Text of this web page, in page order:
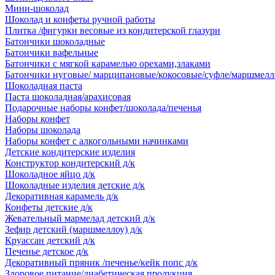
Мини-шоколад
Шоколад и конфеты ручной работы
Плитка /фигурки весовые из кондитерской глазури
Батончики шоколадные
Батончики вафельные
Батончики с мягкой карамелью орехами,злаками
Батончики нуговые/ марципановые/кокосовые/суфле/
Шоколадная паста
Паста шоколадная/арахисовая
Подарочные наборы конфет/шоколада/печенья
Наборы конфет
Наборы шоколада
Наборы конфет с алкогольными начинками
Детские кондитерские изделия
Конструктор кондитерский д/к
Шоколадное яйцо д/к
Шоколадные изделия детские д/к
Декоративная карамель д/к
Конфеты детские д/к
Жевательный мармелад детский д/к
Зефир детский (маршмеллоу) д/к
Круассан детский д/к
Печенье детское д/к
Декоративный пряник /печенье/кейк попс д/к